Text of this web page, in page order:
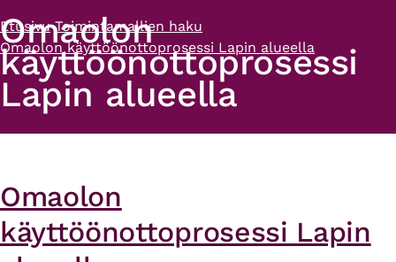
Murupolku
Etusivu Toimintamallien haku
Omaolon käyttöönottoprosessi Lapin alueella
Omaolon
käyttöönottoprosessi
Lapin alueella
Omaolon
käyttöönottoprosessi Lapin